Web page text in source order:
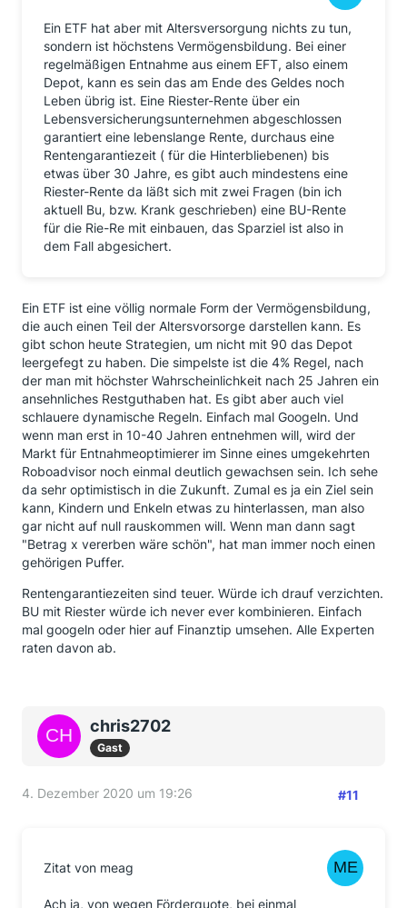
Ein ETF hat aber mit Altersversorgung nichts zu tun,
sondern ist höchstens Vermögensbildung. Bei einer
regelmäßigen Entnahme aus einem EFT, also einem
Depot, kann es sein das am Ende des Geldes noch
Leben übrig ist. Eine Riester-Rente über ein
Lebensversicherungsunternehmen abgeschlossen
garantiert eine lebenslange Rente, durchaus eine
Rentengarantiezeit ( für die Hinterbliebenen) bis
etwas über 30 Jahre, es gibt auch mindestens eine
Riester-Rente da läßt sich mit zwei Fragen (bin ich
aktuell Bu, bzw. Krank geschrieben) eine BU-Rente
für die Rie-Re mit einbauen, das Sparziel ist also in
dem Fall abgesichert.
Ein ETF ist eine völlig normale Form der Vermögensbildung,
die auch einen Teil der Altersvorsorge darstellen kann. Es
gibt schon heute Strategien, um nicht mit 90 das Depot
leergefegt zu haben. Die simpelste ist die 4% Regel, nach
der man mit höchster Wahrscheinlichkeit nach 25 Jahren ein
ansehnliches Restguthaben hat. Es gibt aber auch viel
schlauere dynamische Regeln. Einfach mal Googeln. Und
wenn man erst in 10-40 Jahren entnehmen will, wird der
Markt für Entnahmeoptimierer im Sinne eines umgekehrten
Roboadvisor noch einmal deutlich gewachsen sein. Ich sehe
da sehr optimistisch in die Zukunft. Zumal es ja ein Ziel sein
kann, Kindern und Enkeln etwas zu hinterlassen, man also
gar nicht auf null rauskommen will. Wenn man dann sagt
"Betrag x vererben wäre schön", hat man immer noch einen
gehörigen Puffer.
Rentengarantiezeiten sind teuer. Würde ich drauf verzichten.
BU mit Riester würde ich never ever kombinieren. Einfach
mal googeln oder hier auf Finanztip umsehen. Alle Experten
raten davon ab.
chris2702
Gast
4. Dezember 2020 um 19:26 #11
Zitat von meag
Ach ja, von wegen Förderquote, bei einmal